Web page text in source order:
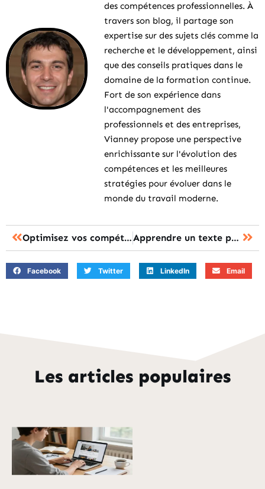
des compétences professionnelles. À
travers son blog, il partage son
expertise sur des sujets clés comme la
recherche et le développement, ainsi
que des conseils pratiques dans le
domaine de la formation continue.
Fort de son expérience dans
l'accompagnement des
professionnels et des entreprises,
Vianney propose une perspective
enrichissante sur l'évolution des
compétences et les meilleures
stratégies pour évoluer dans le
monde du travail moderne.
Optimisez vos compétences grâce aux entretiens annuels en formation Apprendre un texte par coeur : boostez votre mémoire avec le mouvement
Facebook Twitter LinkedIn Email
Les articles populaires